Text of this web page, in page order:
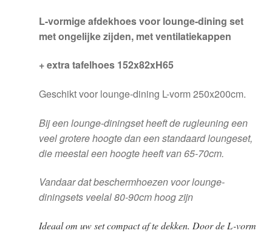
L-vormige afdekhoes voor lounge-dining set
met ongelijke zijden, met ventilatiekappen
+ extra tafelhoes 152x82xH65
Geschikt voor lounge-dining L-vorm 250x200cm.
Bij een lounge-diningset heeft de rugleuning een
veel grotere hoogte dan een standaard loungeset,
die meestal een hoogte heeft van 65-70cm.
Vandaar dat beschermhoezen voor lounge-
diningsets veelal 80-90cm hoog zijn
Ideaal om uw set compact af te dekken. Door de L-vorm